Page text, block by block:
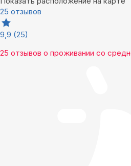
25 отзывов
9,9 (25)
25 отзывов о проживании со